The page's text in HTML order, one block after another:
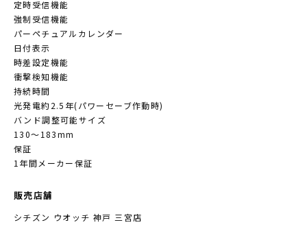
定時受信機能
強制受信機能
パーペチュアルカレンダー
日付表示
時差設定機能
衝撃検知機能
持続時間
光発電約2.5年(パワーセーブ作動時)
バンド調整可能サイズ
130～183mm
保証
1年間メーカー保証
販売店舗
シチズン ウオッチ 神戸 三宮店